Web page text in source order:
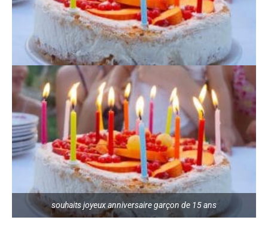
souhaits joyeux anniversaire garçon de 15 ans